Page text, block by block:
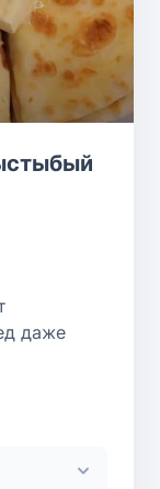
даже